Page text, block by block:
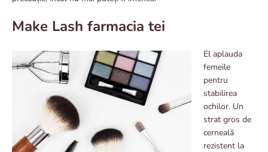
Make Lash farmacia tei
El aplauda
femeile
pentru
stabilirea
ochilor. Un
strat gros de
cerneală
rezistent la